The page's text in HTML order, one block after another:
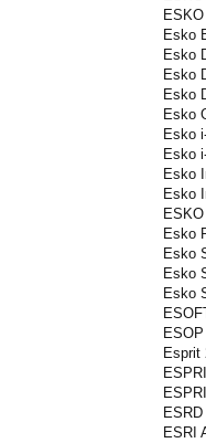
Esko
Esko
Esko
Esko
Esko
Esko
Esko
Esko
Esko
Esko
Esko
Esko
Esko
Esprit
ESRI